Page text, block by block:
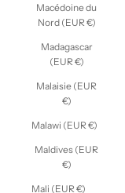
Macédoine du
Nord (EUR €)
Madagascar
(EUR €)
Malaisie (EUR
€)
Malawi (EUR €)
Maldives (EUR
€)
Mali (EUR €)